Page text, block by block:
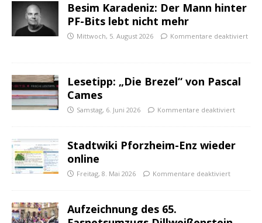
Besim Karadeniz: Der Mann hinter
PF-Bits lebt nicht mehr
Mittwoch, 5. August 2026 Kommentare deaktiviert
Lesetipp: „Die Brezel“ von Pascal
Cames
Samstag, 6. Juni 2026 Kommentare deaktiviert
Stadtwiki Pforzheim-Enz wieder
online
Freitag, 8. Mai 2026 Kommentare deaktiviert
Aufzeichnung des 65.